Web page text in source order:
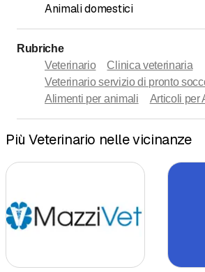
Animali domestici
Rubriche
Veterinario
Clinica veterinaria
Veterinario servizio di pronto
Alimenti per animali
Articoli per
Più Veterinario nelle vicinanze